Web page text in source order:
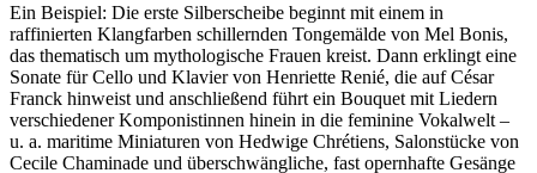
Ein Beispiel: Die erste Silberscheibe beginnt mit einem in
raffinierten Klangfarben schillernden Tongemälde von Mel Bonis,
das thematisch um mythologische Frauen kreist. Dann erklingt eine
Sonate für Cello und Klavier von Henriette Renié, die auf César
Franck hinweist und anschließend führt ein Bouquet mit Liedern
verschiedener Komponistinnen hinein in die feminine Vokalwelt –
u. a. maritime Miniaturen von Hedwige Chrétiens, Salonstücke von
Cecile Chaminade und überschwängliche, fast opernhafte Gesänge